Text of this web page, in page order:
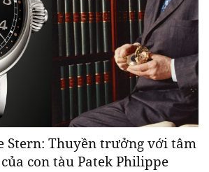
Stern: Thuyền trưởng với tâm
con tàu Patek Philippe